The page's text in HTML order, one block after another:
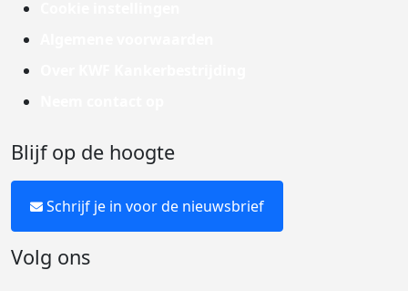
Blijf op de hoogte
Schrijf je in voor de nieuwsbrief
Volg ons